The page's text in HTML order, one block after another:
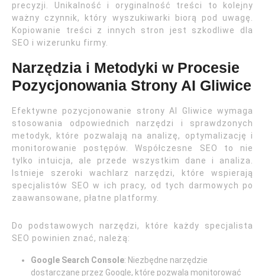
precyzji. Unikalność i oryginalność treści to kolejny
ważny czynnik, który wyszukiwarki biorą pod uwagę.
Kopiowanie treści z innych stron jest szkodliwe dla
SEO i wizerunku firmy.
Narzędzia i Metodyki w Procesie
Pozycjonowania Strony AI Gliwice
Efektywne pozycjonowanie strony AI Gliwice wymaga
stosowania odpowiednich narzędzi i sprawdzonych
metodyk, które pozwalają na analizę, optymalizację i
monitorowanie postępów. Współczesne SEO to nie
tylko intuicja, ale przede wszystkim dane i analiza.
Istnieje szeroki wachlarz narzędzi, które wspierają
specjalistów SEO w ich pracy, od tych darmowych po
zaawansowane, płatne platformy.
Do podstawowych narzędzi, które każdy specjalista
SEO powinien znać, należą:
Google Search Console: Niezbędne narzędzie
dostarczane przez Google, które pozwala monitorować